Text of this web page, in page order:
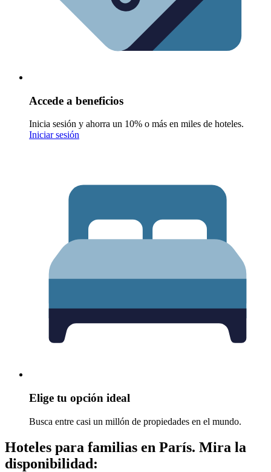
Accede a beneficios
Inicia sesión y ahorra un 10% o más en miles de hoteles.
Iniciar sesión
Elige tu opción ideal
Busca entre casi un millón de propiedades en el mundo.
Hoteles para familias en París. Mira la
disponibilidad: